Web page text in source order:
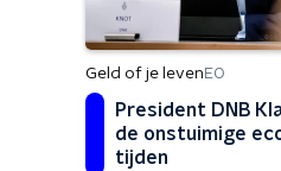
Geld of je leven EO
President DNB
de onstuimige
tijden